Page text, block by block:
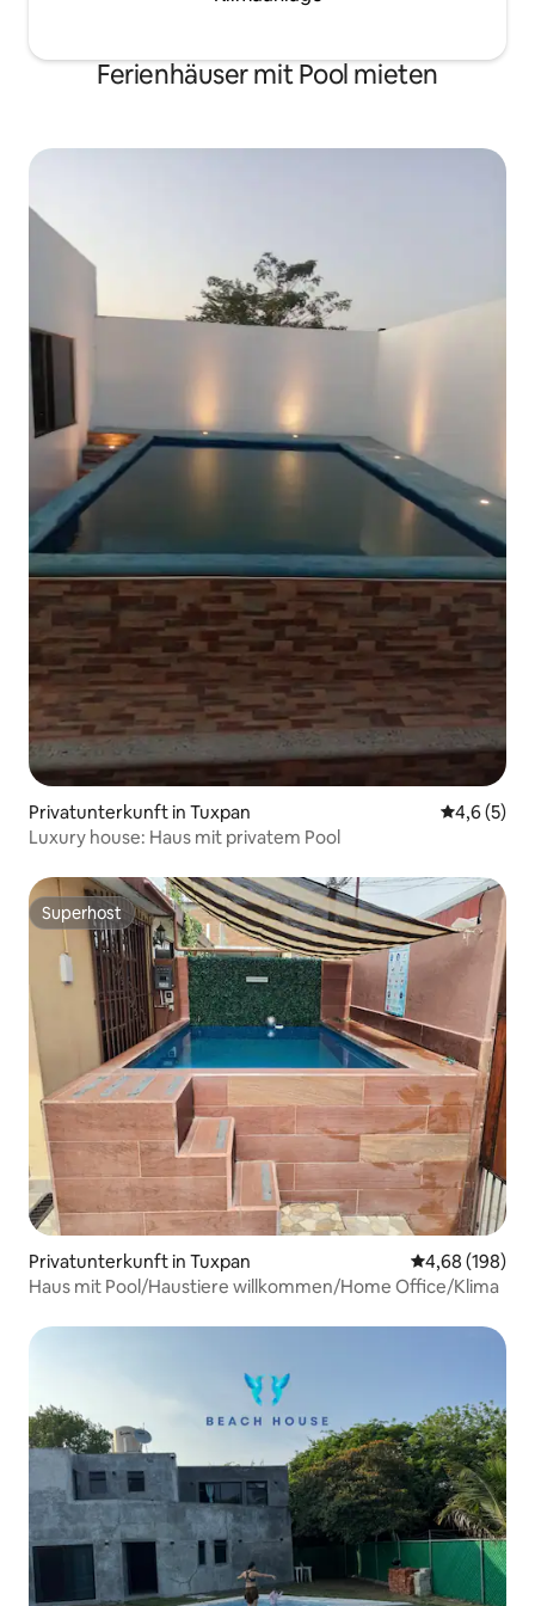
Ferienhäuser mit Pool mieten
Privatunterkunft in Tuxpan
4,6 (5)
Luxury house: Haus mit privatem Pool
Superhost
Superhost
Privatunterkunft in Tuxpan
4,68 (198)
Haus mit Pool/Haustiere willkommen/Home Office/Klima